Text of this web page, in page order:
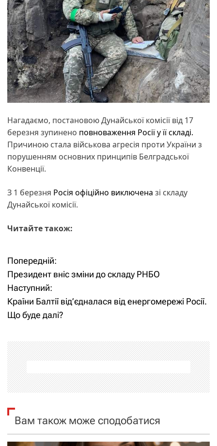
Нагадаємо, постановою Дунайської комісії від 17
березня зупинено повноваження Росії у її складі.
Причиною стала військова агресія проти України з
порушенням основних принципів Белградської
Конвенції.
З 1 березня Росія офіційно виключена зі складу
Дунайської комісії.
Читайте також:
Н
а
в
г
а
ц
і
я
Попередній:
Президент вніс зміни до складу РНБО
Наступний:
Країни Балтії від’єдналася від енергомережі Росії.
Що буде далі?
Вам також може сподобатися